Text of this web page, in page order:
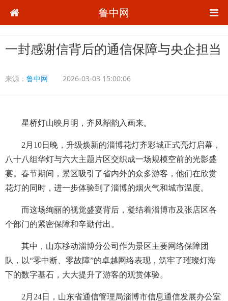
鲁中网
一封感谢信背后的通信保障与央企担当
来源： 鲁中网 2026-03-03 15:00:06
星桥灯山映月明，齐风韶韵入画来。
2月10日晚，升级焕新的淄博花灯齐彩城正式亮灯启幕，
八十八组华灯与六大主题片区交织成一场规模空前的光影盛
宴。春节期间，景区吸引了省内外的众多游客，他们在欣赏
花灯的同时，进一步体验到了淄博的烟火气和城市温度。
而这场绚丽的视觉盛宴背后，凝结着淄博市及张店区各
个部门的紧密保障和辛勤付出。
其中，山东移动淄博分公司作为景区主要网络保障团
队，以“零中断、零故障”的卓越网络表现，筑牢了璀璨灯海
下的数字基石，大大提升了游客的观赏体验。
2月24日，山东省通信管理局淄博市信息通信发展办公室